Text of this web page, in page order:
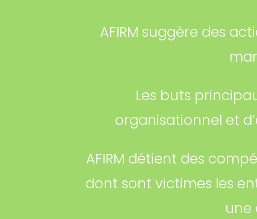
AFIRM suggère des
Les buts
organisationnel et
AFIRM détient des
dont sont victimes les
une